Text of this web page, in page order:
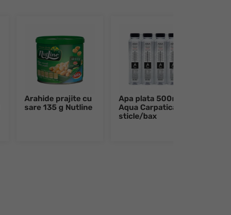
Arahide prajite cu
sare 135 g Nutline
Apa plata 500ml
Aqua Carpatica 12
sticle/bax